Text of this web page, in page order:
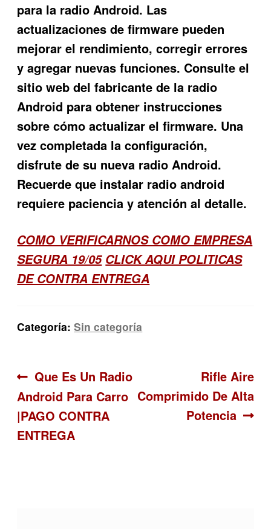
para la radio Android. Las
actualizaciones de firmware pueden
mejorar el rendimiento, corregir errores
y agregar nuevas funciones. Consulte el
sitio web del fabricante de la radio
Android para obtener instrucciones
sobre cómo actualizar el firmware. Una
vez completada la configuración,
disfrute de su nueva radio Android.
Recuerde que instalar radio android
requiere paciencia y atención al detalle.
COMO VERIFICARNOS COMO EMPRESA
SEGURA 19/05 CLICK AQUI POLITICAS
DE CONTRA ENTREGA
Categoría:Sin categoría
Navegación
de
entradas
Anterior:
Que Es Un Radio
Android Para Carro
|PAGO CONTRA
ENTREGA
Siguiente:
Rifle Aire
Comprimido De Alta
Potencia